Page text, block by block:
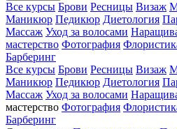
Все курсы Брови Ресницы Визаж
Маникюр Педикюр Диетология
Массаж Уход за волосами
мастерство Фотография
Барберинг
Все курсы Брови Ресницы Визаж
Маникюр Педикюр Диетология
Массаж Уход за волосами
мастерство Фотография
Барберинг